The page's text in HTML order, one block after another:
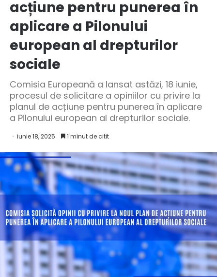
acțiune pentru punerea în
aplicare a Pilonului
european al drepturilor
sociale
Comisia Europeană a lansat astăzi, 18 iunie,
procesul de solicitare a opiniilor cu privire la
planul de acțiune pentru punerea în aplicare
a Pilonului european al drepturilor sociale.
iunie 18, 2025 1 minut de citit